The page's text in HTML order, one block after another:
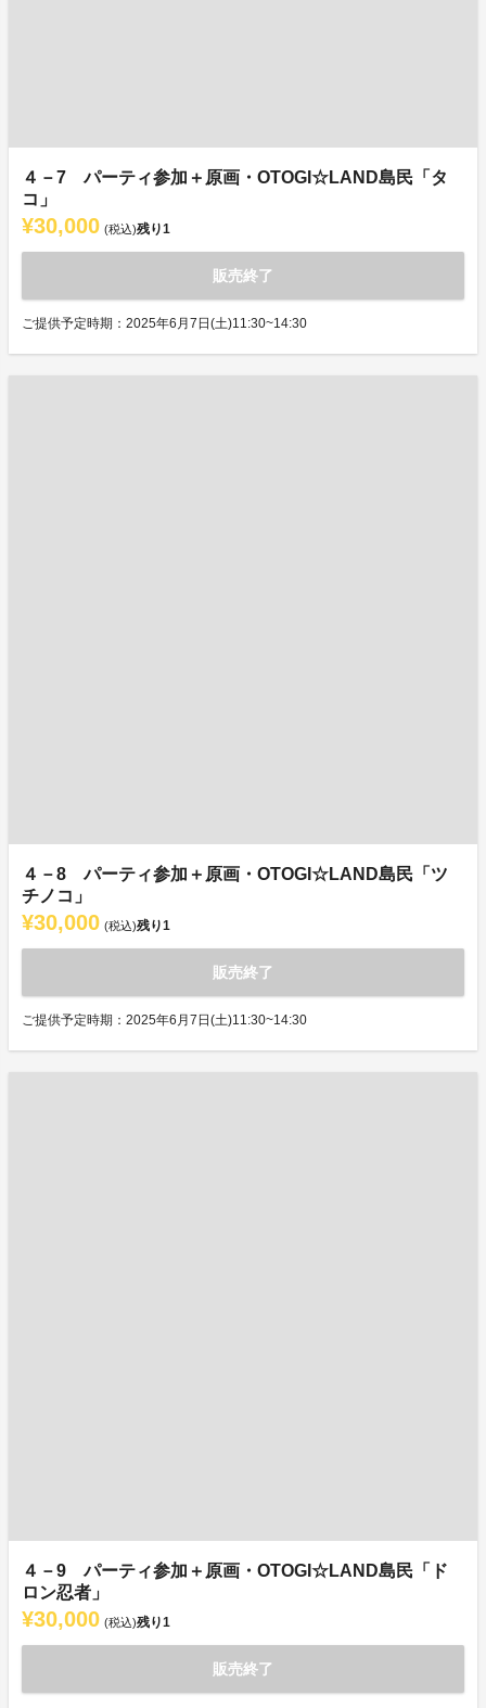
４－7 パーティ参加＋原画・OTOGI☆LAND島民「タ
コ」
¥30,000 (税込)残り1
販売終了
ご提供予定時期：2025年6月7日(土)11:30~14:30
４－8 パーティ参加＋原画・OTOGI☆LAND島民「ツ
チノコ」
¥30,000 (税込)残り1
販売終了
ご提供予定時期：2025年6月7日(土)11:30~14:30
４－9 パーティ参加＋原画・OTOGI☆LAND島民「ド
ロン忍者」
¥30,000 (税込)残り1
販売終了